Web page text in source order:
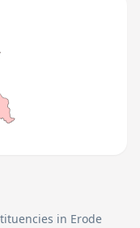
in Erode